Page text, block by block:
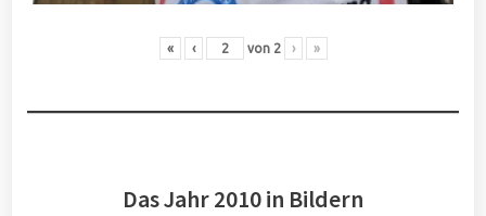
« ‹ von 2 › »
Das Jahr 2010 in Bildern